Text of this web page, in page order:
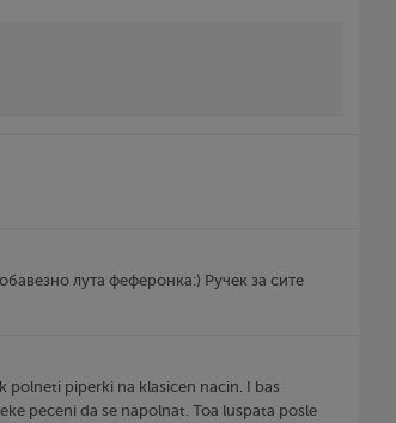
лута феферонка:) Ручек за сите
polneti piperki na klasicen nacin. I bas
peceni da se napolnat. Toa luspata posle